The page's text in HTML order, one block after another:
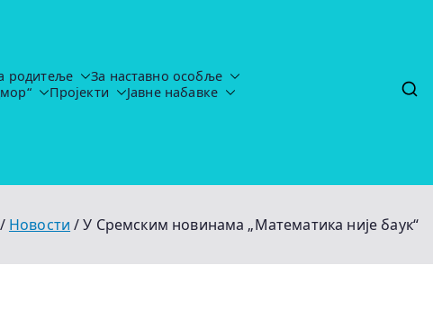
uredj
родитеље
За наставно особље
Пројекти
Јавне набавке
Новости У Сремским новинама „Математика није баук“